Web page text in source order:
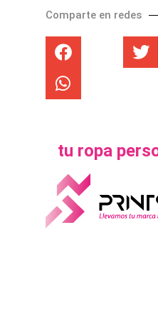
Comparte en redes
tu ropa